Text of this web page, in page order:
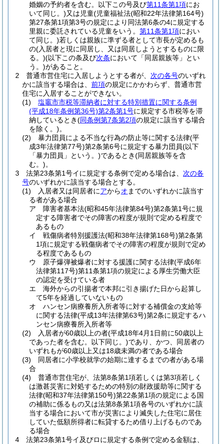
婚姻の予約者を含む。以下この号及び第11条第1項にお
いて同じ。)又は児童(児童福祉法(昭和22年法律第164号)
第27条第1項第3号の規定により同法第6条の4に規定する
里親に委託されている児童をいう。 第11条第1項におい
て同じ。)若しくは親族に準ずる者として市長が定めるも
の(入居者と現に同居し、又は同居しようとするものに限
る。)(以下この条及び次条において「同居親族等」とい
う。)があること。
2
普通市営住宅に入居しようとする者が、 次の各号のいずれ
かに該当する場合は、 前項の規定にかかわらず、普通市営
住宅に入居することができない。
(1)
塩竈市市税等滞納者に対する特別措置に関する条例
(平成18年条例第36号)第2条第1号に規定する市税等を滞
納しているとき(同条例第7条第2項の規定に該当する場合
を除く。)。
(2)
暴力団員による不当な行為の防止等に関する法律(平
成3年法律第77号)第2条第6号に規定する暴力団員(以下
「暴力団員」という。)であるとき(同居親族等を含
む。)。
3
法第23条第1号イに規定する条例で定める場合は、 次の各
号のいずれかに該当する場合とする。
(1)
入居者又は同居者にアからオ までのいずれかに該当す
る者がある場合
ア
障害者基本法(昭和45年法律第84号)第2条第1号に規
定する障害者でその障害の程度が規則で定める程度で
あるもの
イ
戦傷病者特別援護法(昭和38年法律第168号)第2条第
1項に規定する戦傷病者でその障害の程度が規則で定め
る程度であるもの
ウ
原子爆弾被爆者に対する援護に関する法律(平成6年
法律第117号)第11条第1項の規定による厚生労働大臣
の認定を受けている者
エ
海外からの引揚者で本邦に引き揚げた日から起算し
て5年を経過していないもの
オ
ハンセン病療養所入所者等に対する補償金の支給等
に関する法律(平成13年法律第63号)第2条に規定するハ
ンセン病療養所入所者等
(2)
入居者が60歳以上の者(平成18年4月1日前に50歳以上
であった者を含む。以下同じ。)であり、かつ、同居者の
いずれもが60歳以上又は18歳未満の者である場合
(3)
同居者に小学校就学の始期に達するまでの者がある場
合
(4)
普通市営住宅が、法第8条第1項若しくは第3項若しく
は激甚災害に対処するための特別の財政援助等に関する
法律(昭和37年法律第150号)第22条第1項の規定による国
の補助に係るもの又は法第8条第1項各号のいずれかに該
当する場合において市が災害により滅失した住宅に居住
していた低額所得者に転貸するため借り上げるものであ
る場合
4
法第23条第1号イ及びロに規定する条例で定める金額は、